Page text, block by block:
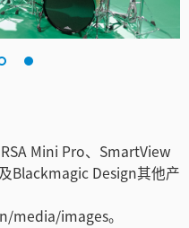
Mini Pro、SmartView
Blackmagic Design其他产
media/images。